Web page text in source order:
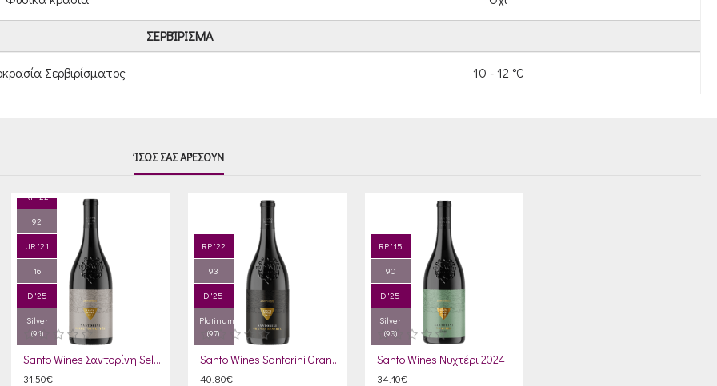
ΣΕΡΒΊΡΙΣΜΑ
Σερβιρίσματος 10 - 12 °C
ΊΣΩΣ ΣΑΣ ΑΡΈΣΟΥΝ
RP '22
92
JR '21
16
D '25
Silver
(91)
Santo Wines Σαντορίνη Selection Cuvee 2023
31.50€
RP '22
93
D '25
Platinum
(97)
Santo Wines Santorini Grande Reserve 2023
40.80€
RP '15
90
D '25
Silver
(93)
Santo Wines Νυχτέρι 2024
34.10€